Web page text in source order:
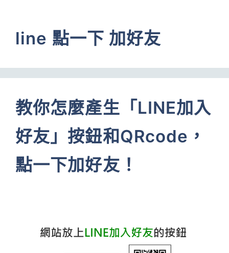
line 點一下 加好友
教你怎麼產生「LINE加入
好友」按鈕和QRcode，
點一下加好友！